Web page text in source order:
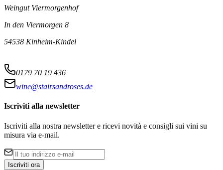
Weingut Viermorgenhof
In den Viermorgen 8
54538 Kinheim-Kindel
0179 70 19 436
wine@stairsandroses.de
Iscriviti alla newsletter
Iscriviti alla nostra newsletter e ricevi novità e consigli sui vini su
misura via e-mail.
Iscriviti ora